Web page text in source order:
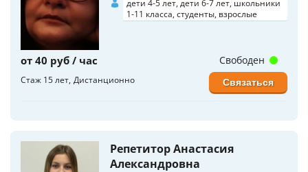
дети 4-5 лет, дети 6-7 лет, школьники
1-11 класса, студенты, взрослые
от 40 руб / час
Стаж 15 лет Дистанционно
Свободен
Связаться
Репетитор Анастасия
Александровна